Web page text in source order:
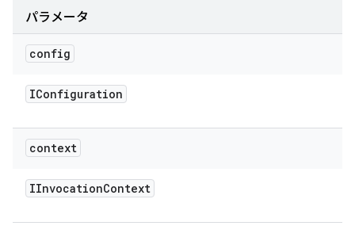
パラメータ
config
IConfiguration
context
IInvocationContext